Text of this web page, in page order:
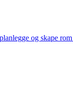
og skape